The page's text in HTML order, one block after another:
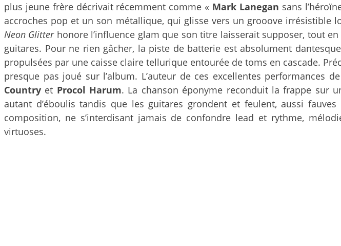
plus jeune frère décrivait récemment comme « Mark Lanegan sans
accroches pop et un son métallique, qui glisse vers un grooove irrésistible
Neon Glitterhonore l’influence glam que son titre laisserait supposer, tout
guitares. Pour ne rien gâcher, la piste de batterie est absolument
propulsées par une caisse claire tellurique entourée de toms en cascade.
presque pas joué sur l’album. L’auteur de ces excellentes performances
Country et Procol Harum. La chanson éponyme reconduit la frappe sur
autant d’éboulis tandis que les guitares grondent et feulent, aussi
composition, ne s’interdisant jamais de confondre lead et rythme,
virtuoses.